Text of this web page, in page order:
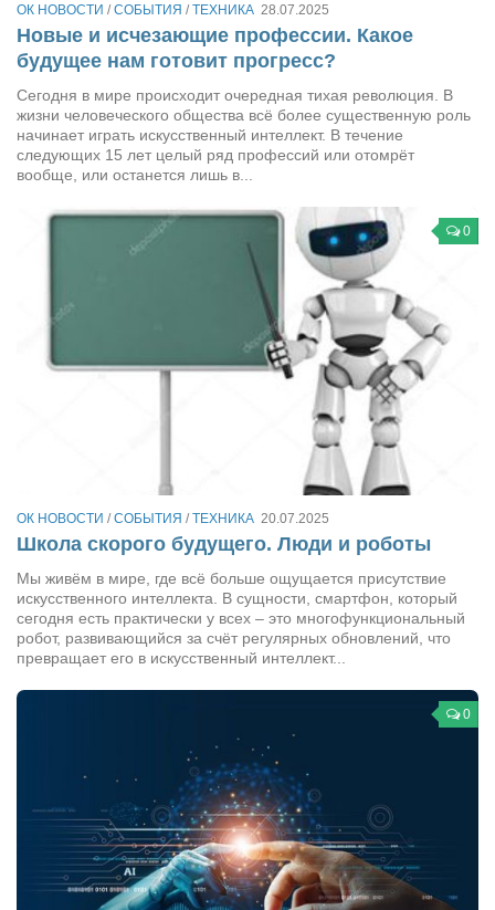
Барды
Владимир Айзенберг
Игорь Добровольский
Ольга Козаченко
Оксана Скоробагатская
Александра Скорук
Евгений Полюхович
Врач психиатр–нарколог Анплеев А.Б.
Косметологическое отделение КП Сумская
городская клиническая больница №4
Оптика — Медтехника
Тенториум -центр независимых дистрибьюторов
Кафе, клубы, рестораны
«Винегрет» — демократичный ресторан
«ЧАЙ — КАВА» магазин — кафе
Магазины
«CYCLE GARAGE» — магазин велосипедов
«Книголюб» — супермаркет
Багетный двор
МАГАЗИН СТИХОВ НА ЗАКАЗ
«Павел» — магазин мужской одежды
ОК НОВОСТИ /СОБЫТИЯ /ТЕХНИКА 28.07.2025
Новые и исчезающие профессии. Какое
будущее нам готовит прогресс?
Сегодня в мире происходит очередная тихая революция. В
жизни человеческого общества всё более существенную роль
начинает играть искусственный интеллект. В течение
следующих 15 лет целый ряд профессий или отомрёт
вообще, или останется лишь в...
0
ОК НОВОСТИ /СОБЫТИЯ /ТЕХНИКА 20.07.2025
Школа скорого будущего. Люди и роботы
Мы живём в мире, где всё больше ощущается присутствие
искусственного интеллекта. В сущности, смартфон, который
сегодня есть практически у всех – это многофункциональный
робот, развивающийся за счёт регулярных обновлений, что
превращает его в искусственный интеллект...
0